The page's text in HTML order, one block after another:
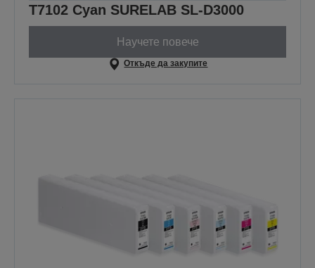
T7102 Cyan SURELAB SL-D3000
Научете повече
Откъде да закупите